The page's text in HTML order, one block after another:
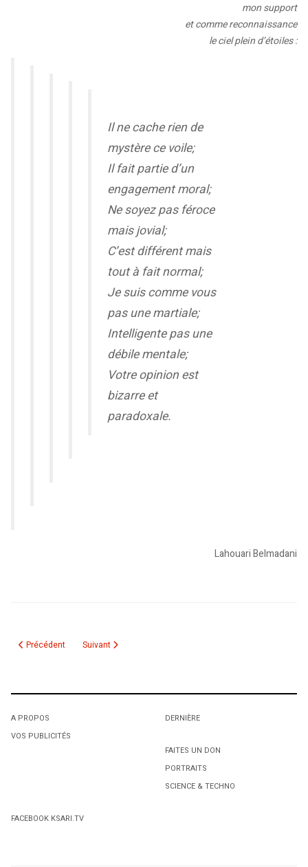
mon support
et comme reconnaissance
le ciel plein d’étoiles :
Il ne cache rien de
mystère ce voile;
Il fait partie d’un
engagement moral;
Ne soyez pas féroce
mais jovial;
C’est différent mais
tout à fait normal;
Je suis comme vous
pas une martiale;
Intelligente pas une
débile mentale;
Votre opinion est
bizarre et
paradoxale.
Lahouari Belmadani
Article précédent : Cérémonie de remise des prix du concours «Contes et
Précédent Article suivant : Cœur d’encre
Suivant
A PROPOS
VOS PUBLICITÉS
DERNIÈRE
FAITES UN DON
PORTRAITS
SCIENCE & TECHNO
FACEBOOK KSARI.TV